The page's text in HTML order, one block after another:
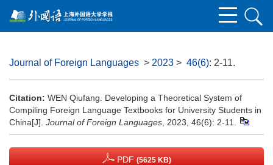
Journal of Foreign Languages > 2023 > 46(6): 2-11.
Citation: WEN Qiufang. Developing a Theoretical System of
Compiling Foreign Language Textbooks for University Students in
China[J]. Journal of Foreign Languages , 2023, 46(6): 2-11.
PDF (5625 KB)